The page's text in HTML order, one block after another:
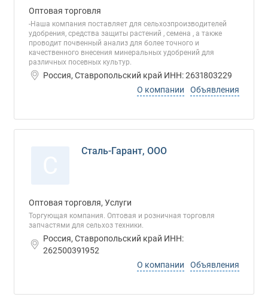
Оптовая торговля
-Наша компания поставляет для сельхозпроизводителей
удобрения, средства защиты растений , семена , а также
проводит почвенный анализ для более точного и
качественного внесения минеральных удобрений для
различных посевных культур.
Россия, Ставропольский край ИНН: 2631803229
О компании
Объявления
Сталь-Гарант, ООО
Оптовая торговля, Услуги
Торгующая компания. Оптовая и розничная торговля
запчастями для сельхоз техники.
Россия, Ставропольский край ИНН:
262500391952
О компании
Объявления